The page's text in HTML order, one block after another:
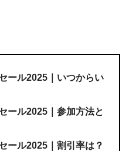
ール2025｜いつからい
ール2025｜参加方法と
ール2025｜割引率は？